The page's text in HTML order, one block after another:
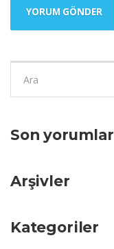
ara:
Son yorumlar
Arşivler
Kategoriler